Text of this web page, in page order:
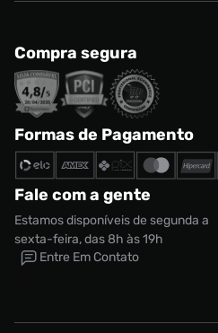
Compra segura
Formas de Pagamento
Fale com a gente
Estamos disponíveis de segunda a
sexta-feira, das 8h às 19h
Entre Em Contato